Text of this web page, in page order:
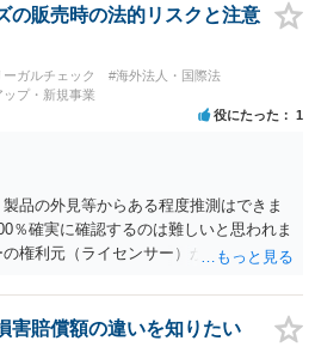
た、仮に株式の割り当てがなされていな
約の前提が果たされていないことになり
契約を解除し、100万円の返金を要求す
たします。 この他、持ち株比率などに
きるのであれば、相手方の解任請求を
としても、当時のやり取りや契約内
っても、とるべき手段が異なってきま
考えであれば、関連資料をお持ちのう
、対策を立てていくべきと思慮いたし
の販売時の法的リスクと注意
ガルチェック
#海外法人・国際法
プ・新規事業
役にたった 1
品の外見等からある程度推測はできま
％確実に確認するのは難しいと思われま
権利元（ライセンサー）がわかるので
に工場へ作成依頼などした場合」につ
オリジナルのものであれば問題はありま
権利を得ておく必要があります。）、既
害賠償額の違いを知りたい